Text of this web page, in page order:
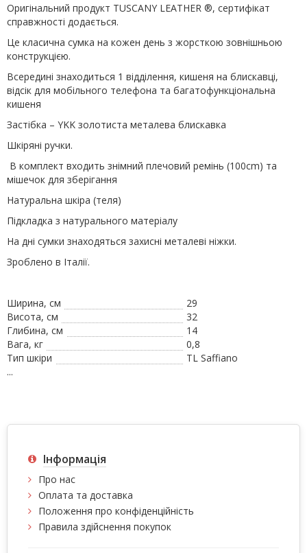
Оригінальний продукт TUSCANY LEATHER ®, сертифікат
справжності додається.
Це класична сумка на кожен день з жорсткою зовнішньою
конструкцією.
Всередині знаходиться 1 відділення, кишеня на блискавці,
відсік для мобільного телефона та багатофункціональна
кишеня
Застібка – YKK золотиста металева блискавка
Шкіряні ручки.
В комплект входить знімний плечовий ремінь (100cm) та
мішечок для зберігання
Натуральна шкіра (теля)
Підкладка з натурального матеріалу
На дні сумки знаходяться захисні металеві ніжки.
Зроблено в Італії.
Ширина, см
29
Висота, см
32
Глибина, см
14
Вага, кг
0,8
Тип шкіри
TL Saffiano
...
Інформація
Про нас
Оплата та доставка
Положення про конфіденційність
Правила здійснення покупок